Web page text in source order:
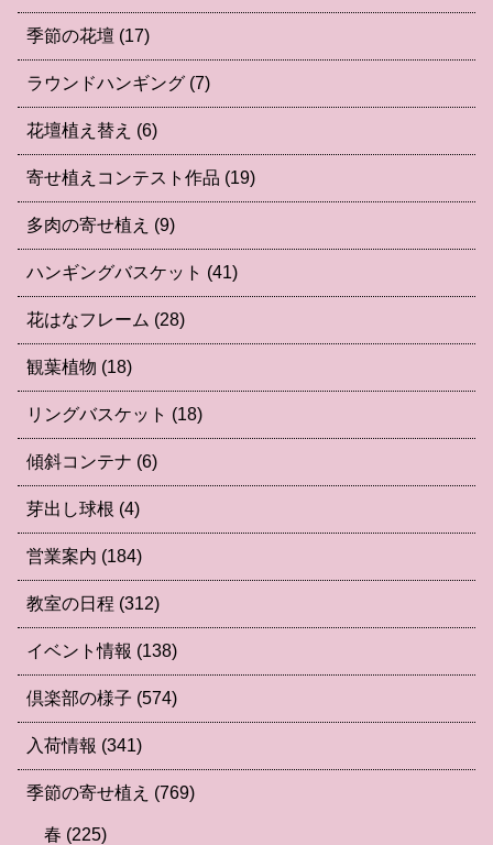
季節の花壇 (17)
ラウンドハンギング (7)
花壇植え替え (6)
寄せ植えコンテスト作品 (19)
多肉の寄せ植え (9)
ハンギングバスケット (41)
花はなフレーム (28)
観葉植物 (18)
リングバスケット (18)
傾斜コンテナ (6)
芽出し球根 (4)
営業案内 (184)
教室の日程 (312)
イベント情報 (138)
倶楽部の様子 (574)
入荷情報 (341)
季節の寄せ植え (769)
春 (225)